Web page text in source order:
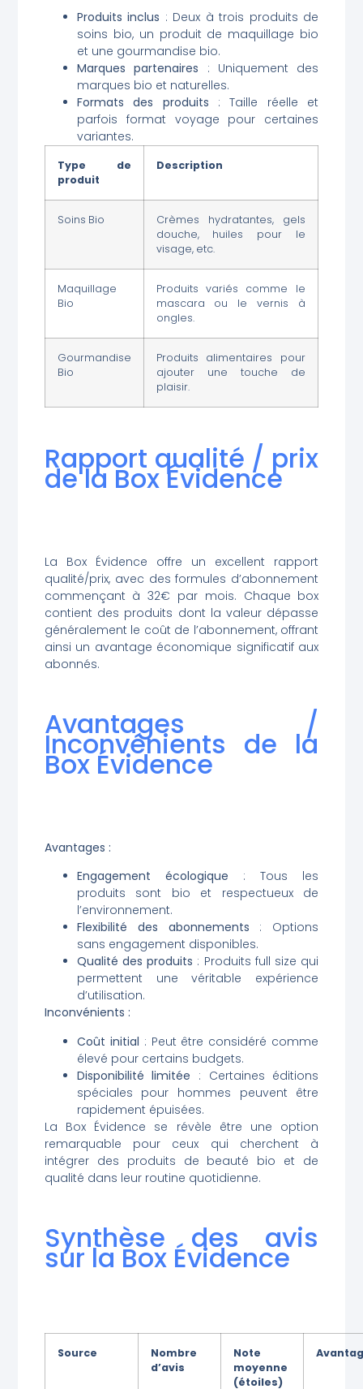
Produits inclus : Deux à trois produits de
soins bio, un produit de maquillage bio
et une gourmandise bio.
Marques partenaires : Uniquement des
marques bio et naturelles.
Formats des produits : Taille réelle et
parfois format voyage pour certaines
variantes.
Type de
produit
Description
Soins Bio
Crèmes hydratantes, gels
douche, huiles pour le
visage, etc.
Maquillage
Bio
Produits variés comme le
mascara ou le vernis à
ongles.
Gourmandise
Bio
Produits alimentaires pour
ajouter une touche de
plaisir.
Rapport qualité / prix
de la Box Évidence
La Box Évidence offre un excellent rapport
qualité/prix, avec des formules d’abonnement
commençant à 32€ par mois. Chaque box
contient des produits dont la valeur dépasse
généralement le coût de l’abonnement, offrant
ainsi un avantage économique significatif aux
abonnés.
Avantages /
Inconvénients de la
Box Évidence
Avantages :
Engagement écologique : Tous les
produits sont bio et respectueux de
l’environnement.
Flexibilité des abonnements : Options
sans engagement disponibles.
Qualité des produits : Produits full size qui
permettent une véritable expérience
d’utilisation.
Inconvénients :
Coût initial : Peut être considéré comme
élevé pour certains budgets.
Disponibilité limitée : Certaines éditions
spéciales pour hommes peuvent être
rapidement épuisées.
La Box Évidence se révèle être une option
remarquable pour ceux qui cherchent à
intégrer des produits de beauté bio et de
qualité dans leur routine quotidienne.
Synthèse des avis
sur la Box Évidence
Source
Nombre
d’avis
Note
moyenne
(étoiles)